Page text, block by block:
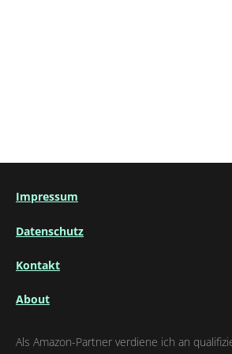
Impressum
Datenschutz
Kontakt
About
Als Amazon-Partner verdiene ich an